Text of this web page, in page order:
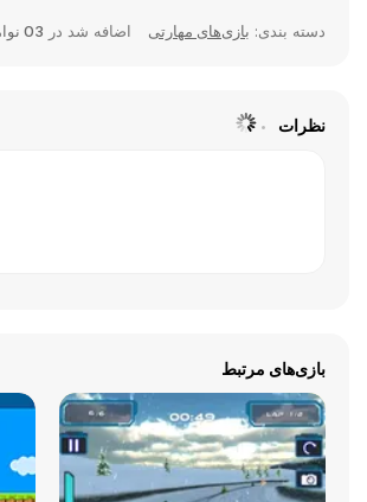
دسته بندی: بازی‌های مهارتی اضافه شد در 03 نوامبر 2019
نظرات
بازی‌های مرتبط